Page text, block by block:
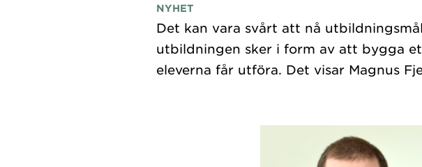
NYHET
Det kan vara svårt att nå
utbildningen sker i form av att bygga